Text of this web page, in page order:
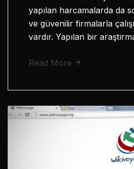
yapılan harcamalarda da
ve güvenilir firmalarla
vardır. Yapılan bir
Read More